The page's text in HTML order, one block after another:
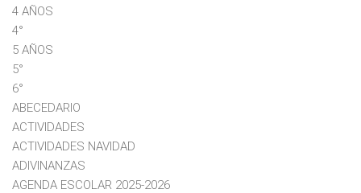
4 AÑOS
4°
5 AÑOS
5°
6°
ABECEDARIO
ACTIVIDADES
ACTIVIDADES NAVIDAD
ADIVINANZAS
AGENDA ESCOLAR 2025-2026